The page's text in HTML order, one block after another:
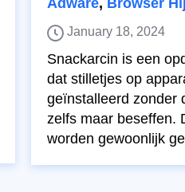
Adware, Browser
January 18, 2024
Snackarcin is een
dat stilletjes op
geïnstalleerd zonder
zelfs maar beseffen.
worden gewoonlijk